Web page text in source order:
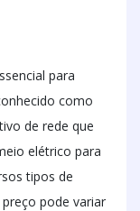
para
como
de rede que
elétrico para
tipos de
pode variar